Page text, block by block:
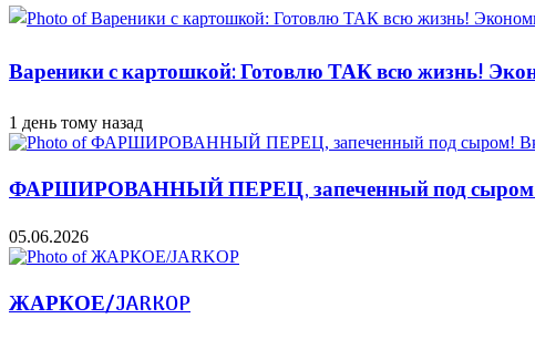
Вареники с картошкой: Готовлю ТАК всю жизнь!
1 день тому назад
ФАРШИРОВАННЫЙ ПЕРЕЦ, запеченный под сыром!
05.06.2026
ЖАРКОЕ/JARKOP